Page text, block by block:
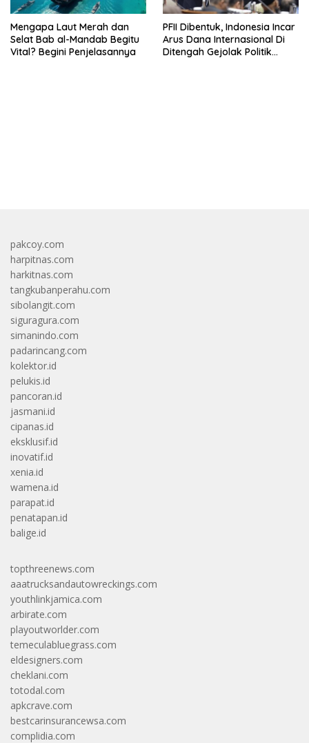
Mengapa Laut Merah dan
Selat Bab al-Mandab Begitu
Vital? Begini Penjelasannya
PFII Dibentuk, Indonesia Incar
Arus Dana Internasional Di
Ditengah Gejolak Politik
pakcoy.com
harpitnas.com
harkitnas.com
tangkubanperahu.com
sibolangit.com
siguragura.com
simanindo.com
padarincang.com
kolektor.id
pelukis.id
pancoran.id
jasmani.id
cipanas.id
eksklusif.id
inovatif.id
xenia.id
wamena.id
parapat.id
penatapan.id
balige.id
topthreenews.com
aaatrucksandautowreckings.com
youthlinkjamica.com
arbirate.com
playoutworlder.com
temeculabluegrass.com
eldesigners.com
cheklani.com
totodal.com
apkcrave.com
bestcarinsurancewsa.com
complidia.com